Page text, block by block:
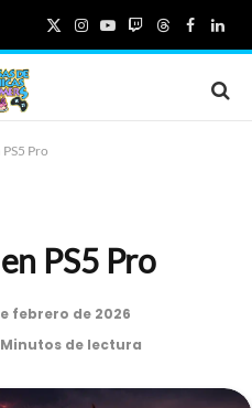
X
(Twitter)
Instagram
YouTube
TwitchThreads
Pro
PS5 Pro
febrero de 2026
Minutos de lectura